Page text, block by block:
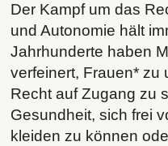
Der Kampf um das
und Autonomie hält
Jahrhunderte haben
verfeinert, Frauen* zu
Recht auf Zugang zu
Gesundheit, sich frei
kleiden zu können